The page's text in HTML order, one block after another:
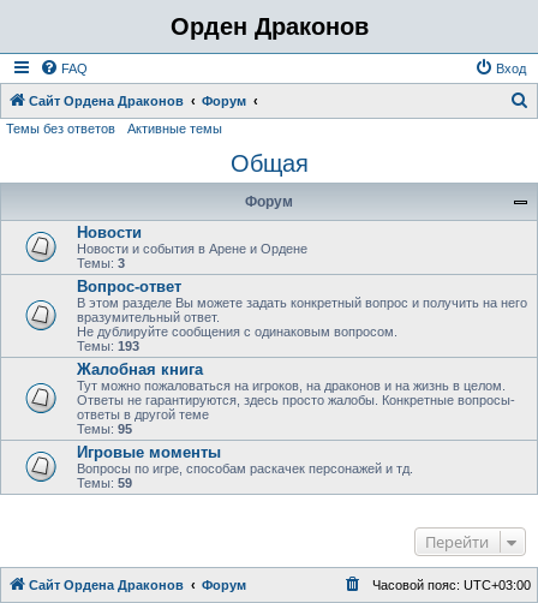
Орден Драконов
FAQ Вход
Сайт Ордена Драконов Форум
с
Темы без ответов Активные темы
Общая
Форум
Новости
Новости и события в Арене и Ордене
Темы: 3
Вопрос-ответ
В этом разделе Вы можете задать конкретный вопрос и получить на него
вразумительный ответ.
Не дублируйте сообщения с одинаковым вопросом.
Темы: 193
Жалобная книга
Тут можно пожаловаться на игроков, на драконов и на жизнь в целом.
Ответы не гарантируются, здесь просто жалобы. Конкретные вопросы-
ответы в другой теме
Темы: 95
Игровые моменты
Вопросы по игре, способам раскачек персонажей и тд.
Темы: 59
Перейти
Сайт Ордена Драконов Форум Часовой пояс: UTC+03:00